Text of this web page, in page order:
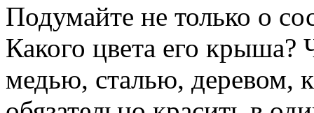
Подумайте не только о
Какого цвета его
медью, сталью, деревом,